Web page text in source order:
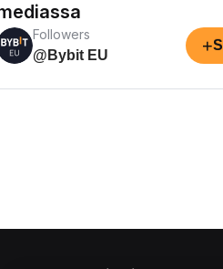
Followers
@Bybit EU
+